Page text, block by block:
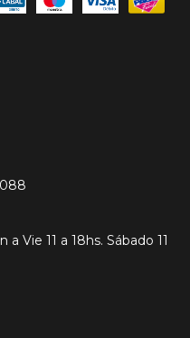
Vie 11 a 18hs. Sábado 11